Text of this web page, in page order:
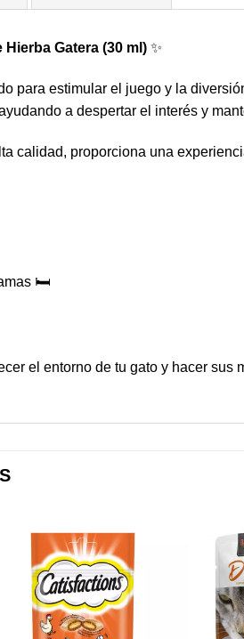
Gatera (30 ml) ✨
para estimular el juego y la
a despertar el interés y
calidad, proporciona una
🛏️
el entorno de tu gato y hacer sus